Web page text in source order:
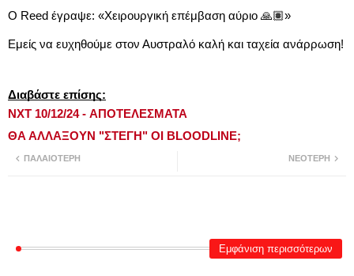
Ο Reed έγραψε: «Χειρουργική επέμβαση αύριο 🙏🏽»
Εμείς να ευχηθούμε στον Αυστραλό καλή και ταχεία ανάρρωση!
Διαβάστε επίσης:
NXT 10/12/24 - ΑΠΟΤΕΛΕΣΜΑΤΑ
ΘΑ ΑΛΛΑΞΟΥΝ "ΣΤΕΓΗ" ΟΙ BLOODLINE;
ΝΕΌΤΕΡΗ
ΠΑΛΑΙΌΤΕΡΗ
Εμφάνιση περισσότερων